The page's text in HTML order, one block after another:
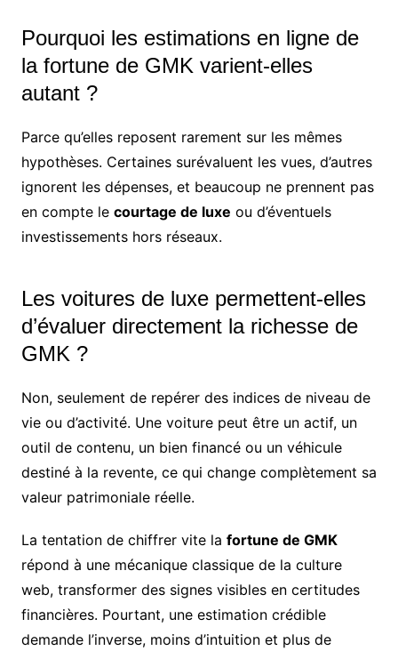
Pourquoi les estimations en ligne de
la fortune de GMK varient-elles
autant ?
Parce qu’elles reposent rarement sur les mêmes
hypothèses. Certaines surévaluent les vues, d’autres
ignorent les dépenses, et beaucoup ne prennent pas
en compte le courtage de luxe ou d’éventuels
investissements hors réseaux.
Les voitures de luxe permettent-elles
d’évaluer directement la richesse de
GMK ?
Non, seulement de repérer des indices de niveau de
vie ou d’activité. Une voiture peut être un actif, un
outil de contenu, un bien financé ou un véhicule
destiné à la revente, ce qui change complètement sa
valeur patrimoniale réelle.
La tentation de chiffrer vite la fortune de GMK
répond à une mécanique classique de la culture
web, transformer des signes visibles en certitudes
financières. Pourtant, une estimation crédible
demande l’inverse, moins d’intuition et plus de